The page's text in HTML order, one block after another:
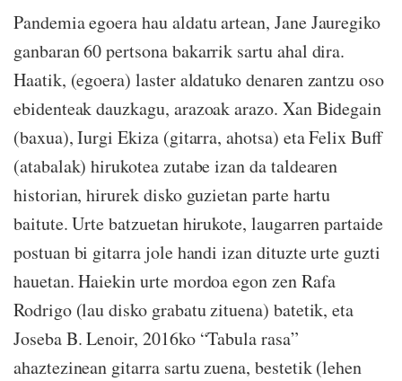
Pandemia egoera hau aldatu artean, Jane Jauregiko
ganbaran 60 pertsona bakarrik sartu ahal dira.
Haatik, (egoera) laster aldatuko denaren zantzu oso
ebidenteak dauzkagu, arazoak arazo. Xan Bidegain
(baxua), Iurgi Ekiza (gitarra, ahotsa) eta Felix Buff
(atabalak) hirukotea zutabe izan da taldearen
historian, hirurek disko guzietan parte hartu
baitute. Urte batzuetan hirukote, laugarren partaide
postuan bi gitarra jole handi izan dituzte urte guzti
hauetan. Haiekin urte mordoa egon zen Rafa
Rodrigo (lau disko grabatu zituena) batetik, eta
Joseba B. Lenoir, 2016ko “Tabula rasa”
ahaztezinean gitarra sartu zuena, bestetik (lehen